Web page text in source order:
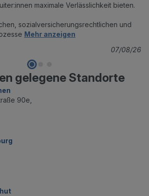
maximale Verlässlichkeit bieten.
sozialversicherungsrechtlichen und
Mehr anzeigen
07/08/26
gelegene Standorte
90e,